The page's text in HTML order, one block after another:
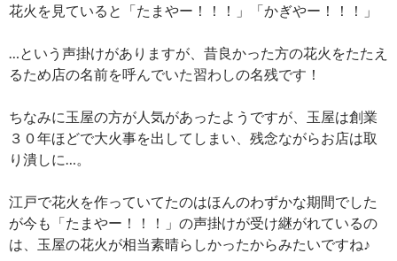
花火を見ていると「たまやー！！！」「かぎやー！！！」
…という声掛けがありますが、昔良かった方の花火をたたえ
るため店の名前を呼んでいた習わしの名残です！
ちなみに玉屋の方が人気があったようですが、玉屋は創業
３０年ほどで大火事を出してしまい、残念ながらお店は取
り潰しに…。
江戸で花火を作っていてたのはほんのわずかな期間でした
が今も「たまやー！！！」の声掛けが受け継がれているの
は、玉屋の花火が相当素晴らしかったからみたいですね♪